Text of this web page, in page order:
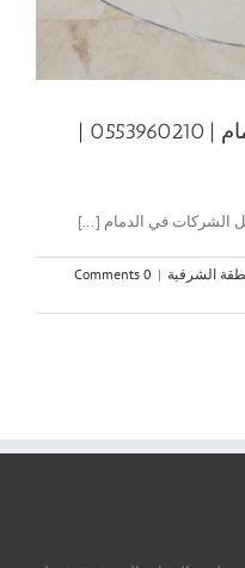
شركة جلي وتلميع الرخام الدمام | 0553960210 |
الشركات في الدمام [...]
الشرقية |
0 Comments